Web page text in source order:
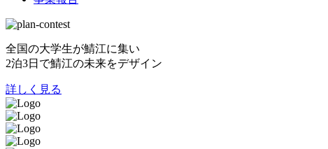
全国の大学生が鯖江に集い
2泊3日で鯖江の未来をデザイン
詳しく見る